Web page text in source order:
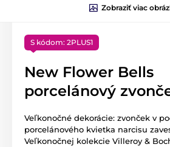
Zobraziť viac
S kódom: 2PLUS1
New Flower Bells
porcelánový
Veľkonočné dekorácie: zvonček v
porcelánového kvietka narcisu
Veľkonočnej kolekcie Villeroy &